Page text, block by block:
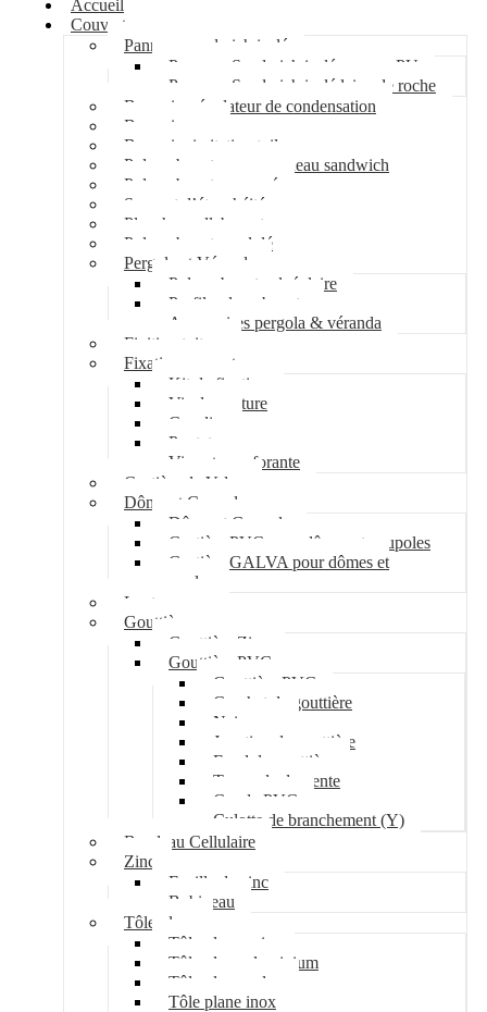
Accueil
Couverture
Panneau sandwich isolé
Panneau Sandwich isolé mousse PU
Panneau Sandwich isolé laine de roche
Bac acier régulateur de condensation
Bac acier sec
Bac acier imitation tuile
Polycarbonate pour panneau sandwich
Polycarbonate nervuré
Support d’étanchéité
Plancher collaborant
Polycarbonate ondulé
Pergola et Véranda
Polycarbonate alvéolaire
Profil polycarbonate
Accessoires pergola & véranda
Finition toiture
Fixation couverture
Kit de fixation
Vis de couture
Cavalier
Pontet
Vis auto-perforante
Costière de Velux
Dôme et Coupole
Dôme et Coupole
Costière PVC pour dômes et coupoles
Costière GALVA pour dômes et
coupoles
Lanterneau
Gouttière
Gouttière Zinc
Gouttière PVC
Gouttière PVC
Crochet de gouttière
Naissance
Jonction de gouttière
Fond de gouttière
Tuyau de descente
Coude PVC
Culotte de branchement (Y)
Bandeau Cellulaire
Zinc
Feuille de zinc
Bobineau
Tôle plane
Tôle plane acier
Tôle plane aluminium
Tôle plane galva
Tôle plane inox